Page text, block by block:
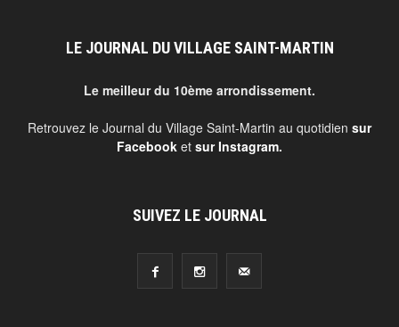
LE JOURNAL DU VILLAGE SAINT-MARTIN
Le meilleur du 10ème arrondissement.
Retrouvez le Journal du Village Saint-Martin au quotidien sur
Facebook et sur Instagram.
SUIVEZ LE JOURNAL